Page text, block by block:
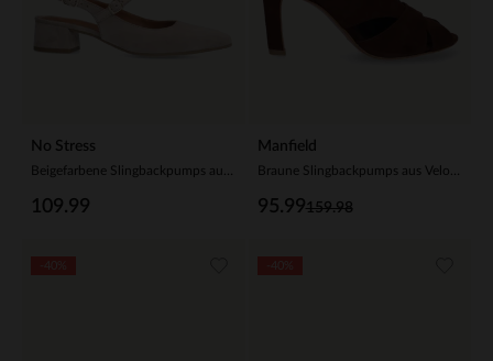
No Stress
109.99
Manfield
159.98
95.99